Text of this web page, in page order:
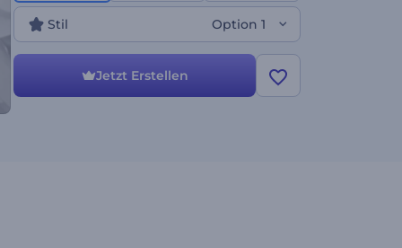
Sie es jetzt!
Stil Option 1
Jetzt Erstellen